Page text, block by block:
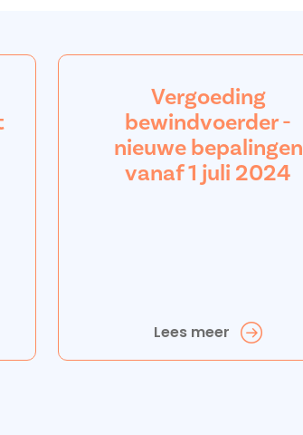
Vergoeding
bewindvoerder -
nieuwe bepalingen
vanaf 1 juli 2024
Lees meer